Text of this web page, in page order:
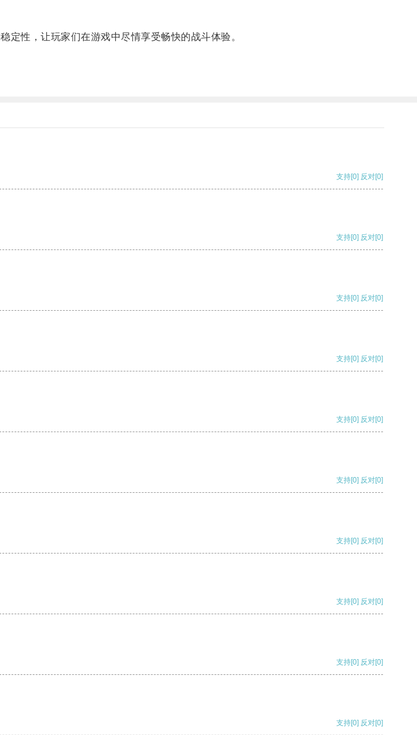
性，让玩家们在游戏中尽情享受畅快的战斗体验。
支持[0] 反对[0]
支持[0] 反对[0]
支持[0] 反对[0]
支持[0] 反对[0]
支持[0] 反对[0]
支持[0] 反对[0]
支持[0] 反对[0]
支持[0] 反对[0]
支持[0] 反对[0]
支持[0] 反对[0]